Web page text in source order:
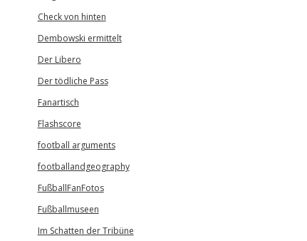
Check von hinten
Dembowski ermittelt
Der Libero
Der tödliche Pass
Fanartisch
Flashscore
football arguments
footballandgeography
FußballFanFotos
Fußballmuseen
Im Schatten der Tribüne